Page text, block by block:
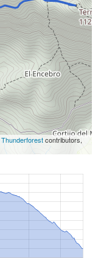
Thunderforestcontributors,